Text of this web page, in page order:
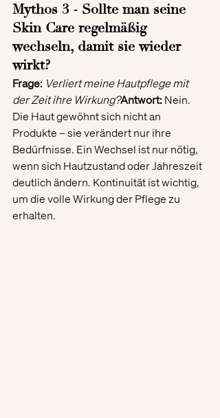
Mythos 3 - Sollte man seine
Skin Care regelmäßig
wechseln, damit sie wieder
wirkt?
Frage: Verliert meine Hautpflege mit
der Zeit ihre Wirkung?Antwort: Nein.
Die Haut gewöhnt sich nicht an
Produkte – sie verändert nur ihre
Bedürfnisse. Ein Wechsel ist nur nötig,
wenn sich Hautzustand oder Jahreszeit
deutlich ändern. Kontinuität ist wichtig,
um die volle Wirkung der Pflege zu
erhalten.